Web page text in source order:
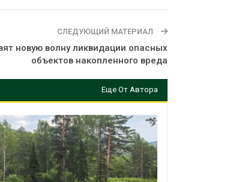
СЛЕДУЮЩИЙ МАТЕРИАЛ
новую волну ликвидации опасных
объектов накопленного вреда
Еще От Автора